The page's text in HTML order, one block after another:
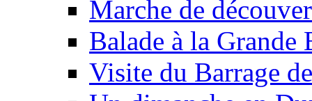
Marche de
Balade à la Grande
Visite du Barrage